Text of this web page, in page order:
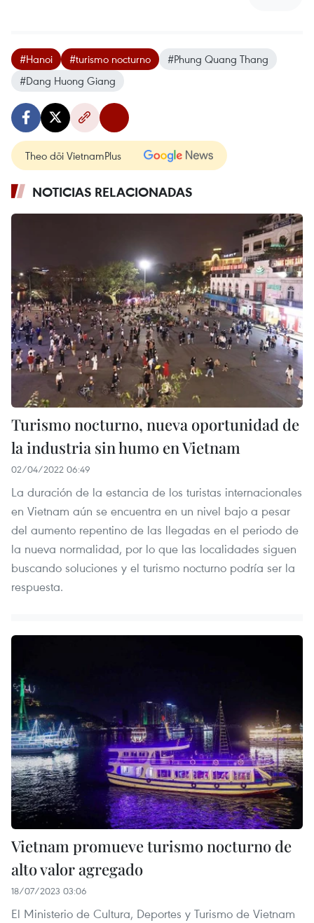
#Hanoi #turismo nocturno
#Phung Quang Thang
#Dang Huong Giang
Theo dõi VietnamPlus
NOTICIAS RELACIONADAS
Turismo nocturno, nueva oportunidad de
la industria sin humo en Vietnam
02/04/2022 06:49
La duración de la estancia de los turistas internacionales
en Vietnam aún se encuentra en un nivel bajo a pesar
del aumento repentino de las llegadas en el periodo de
la nueva normalidad, por lo que las localidades siguen
buscando soluciones y el turismo nocturno podría ser la
respuesta.
Vietnam promueve turismo nocturno de
alto valor agregado
18/07/2023 03:06
El Ministerio de Cultura, Deportes y Turismo de Vietnam